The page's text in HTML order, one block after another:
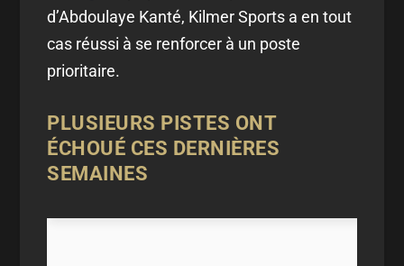
d’Abdoulaye Kanté, Kilmer Sports a en tout
cas réussi à se renforcer à un poste
prioritaire.
PLUSIEURS PISTES ONT
ÉCHOUÉ CES DERNIÈRES
SEMAINES